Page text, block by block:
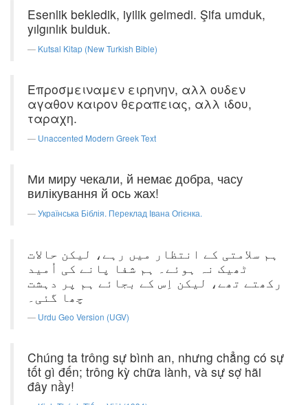
Esenlik bekledik, iyilik gelmedi. Şifa umduk,
yılgınlık bulduk.
Kutsal Kitap (New Turkish Bible)
Επροσμειναμεν ειρηνην, αλλ ουδεν
αγαθον καιρον θεραπειας, αλλ ιδου,
ταραχη.
Unaccented Modern Greek Text
Ми миру чекали, й немає добра, часу
вилікування й ось жах!
Українська Біблія. Переклад Івана Огієнка.
ہم سلامتی کے انتظار میں رہے، لیکن حالات
ٹھیک نہ ہوئے۔ ہم شفا پانے کی اُمید
رکھتے تھے، لیکن اِس کے بجائے ہم پر دہشت
چھا گئی۔
Urdu Geo Version (UGV)
Chúng ta trông sự bình an, nhưng chẳng có sự
tốt gì đến; trông kỳ chữa lành, và sự sợ hãi
đây nầy!